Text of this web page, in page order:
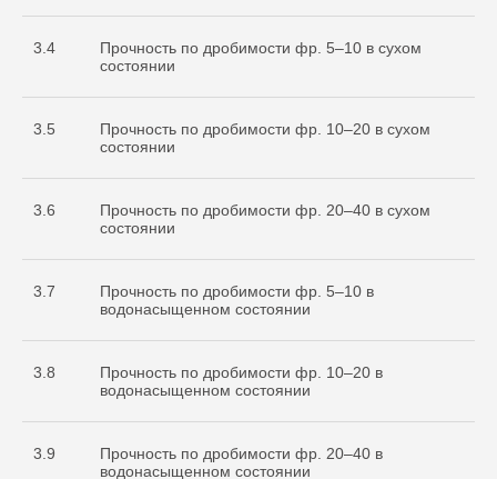
3.4
Прочность по дробимости фр. 5–10 в сухом
состоянии
3.5
Прочность по дробимости фр. 10–20 в сухом
состоянии
3.6
Прочность по дробимости фр. 20–40 в сухом
состоянии
3.7
Прочность по дробимости фр. 5–10 в
водонасыщенном состоянии
3.8
Прочность по дробимости фр. 10–20 в
водонасыщенном состоянии
3.9
Прочность по дробимости фр. 20–40 в
водонасыщенном состоянии